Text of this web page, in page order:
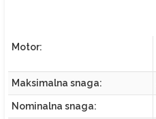
Motor:
Maksimalna snaga:
Nominalna snaga: